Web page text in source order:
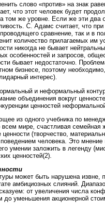
слово «против» на знак
что этот человек будет
том же уровне. Если же эти два
С. Адамс считает, что при
сравнение, так и в
количество прилагаемых им
никогда не бывает
особенностей и запросов,
бывает недостаточно.
бизнесе, поэтому
интерес).
и неформальный
объединения вокруг
ценностей
из одного учебника по
мире, счастливая семейная
(творчество,
человека. Это мнение
умении заложить в легенду
ценностей(2).
может быть нарушена
амбициозных слияний.
от увеличения числа
до уменьшения акционерной